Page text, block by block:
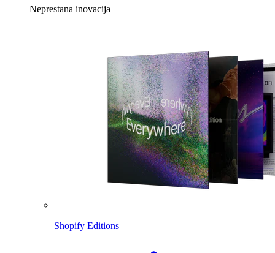
Neprestana inovacija
Shopify Editions